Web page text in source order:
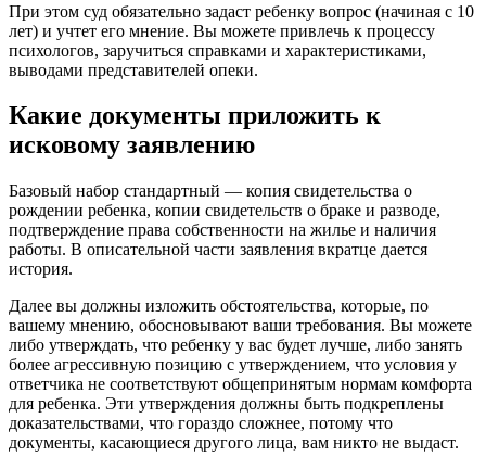
При этом суд обязательно задаст ребенку вопрос (начиная с 10
лет) и учтет его мнение. Вы можете привлечь к процессу
психологов, заручиться справками и характеристиками,
выводами представителей опеки.
Какие документы приложить к
исковому заявлению
Базовый набор стандартный — копия свидетельства о
рождении ребенка, копии свидетельств о браке и разводе,
подтверждение права собственности на жилье и наличия
работы. В описательной части заявления вкратце дается
история.
Далее вы должны изложить обстоятельства, которые, по
вашему мнению, обосновывают ваши требования. Вы можете
либо утверждать, что ребенку у вас будет лучше, либо занять
более агрессивную позицию с утверждением, что условия у
ответчика не соответствуют общепринятым нормам комфорта
для ребенка. Эти утверждения должны быть подкреплены
доказательствами, что гораздо сложнее, потому что
документы, касающиеся другого лица, вам никто не выдаст.